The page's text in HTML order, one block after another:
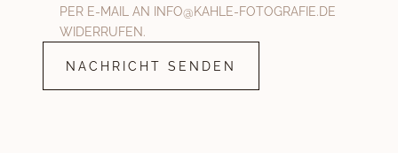
PER E-MAIL AN INFO@KAHLE-FOTOGRAFIE.DE
WIDERRUFEN.
NACHRICHT SENDEN